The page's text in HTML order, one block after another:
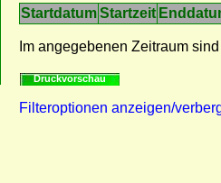
StartdatumStartzeit
Im angegebenen Zeitraum
Druckvorschau
Filteroptionen anzeigen/